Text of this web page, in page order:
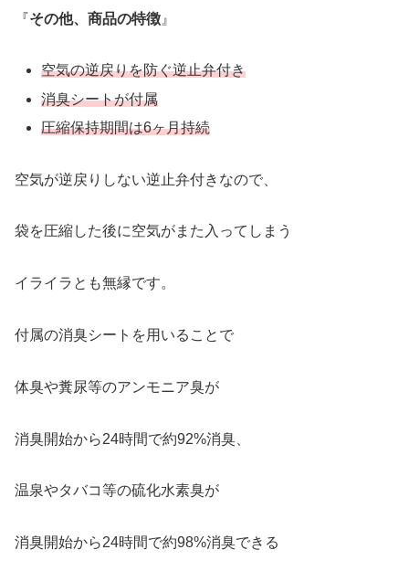
『その他、商品の特徴 』
空気の逆戻りを防ぐ逆止弁付き
消臭シートが付属
圧縮保持期間は6ヶ月持続
空気が逆戻りしない逆止弁付きなので、
袋を圧縮した後に空気がまた入ってしまう
イライラとも無縁です。
付属の消臭シートを用いることで
体臭や糞尿等のアンモニア臭が
消臭開始から24時間で約92%消臭、
温泉やタバコ等の硫化水素臭が
消臭開始から24時間で約98%消臭できる